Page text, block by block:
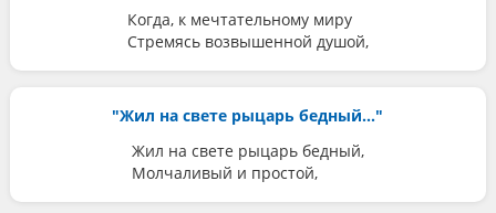
Когда, к мечтательному миру
Стремясь возвышенной душой,
"Жил на свете рыцарь бедный..."
Жил на свете рыцарь бедный,
Молчаливый и простой,